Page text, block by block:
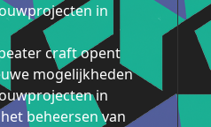
in
craft opent
mogelijkheden
in
beheersen van